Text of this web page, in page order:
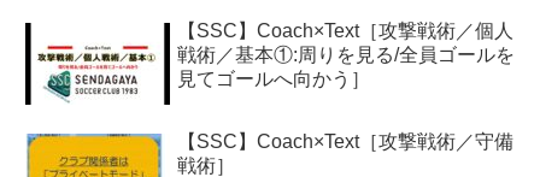
【SSC】Coach×Text［攻撃戦術／個人
戦術／基本①:周りを見る/全員ゴールを
見てゴールへ向かう］
【SSC】Coach×Text［攻撃戦術／守備
戦術］